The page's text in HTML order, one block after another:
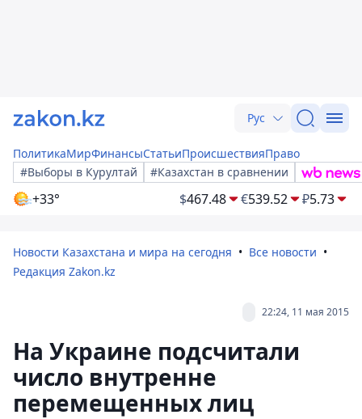
Рус
ПолитикаМирФинансыСтатьиПроисшествияПраво
#Выборы в Курултай
#Казахстан в сравнении
+33° $467.48 €539.52 ₽5.73
Новости Казахстана и мира на сегодня
Все новости
Редакция Zakon.kz
22:24, 11 мая 2015
На Украине подсчитали
число внутренне
перемещенных лиц